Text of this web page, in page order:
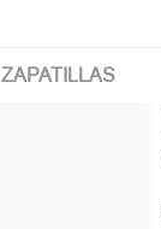
ZAPATILLAS